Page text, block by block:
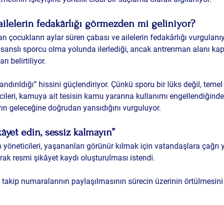
fedakârlığı görmezden mi geliniyor?
çocukların aylar süren çabası ve ailelerin fedakârlığı
sporcu olma yolunda ilerlediği, ancak antrenman alanı
belirtiliyor.
hissini güçlendiriyor. Çünkü sporu bir lüks değil,
kamuya ait tesisin kamu yararına kullanımı
geleceğine doğrudan yansıdığını vurguluyor.
edin, sessiz kalmayın”
yaşananları görünür kılmak için vatandaşlara çağrı
resmi şikâyet kaydı oluşturulması istendi.
takip numaralarının paylaşılmasının sürecin üzerinin örtülmesini